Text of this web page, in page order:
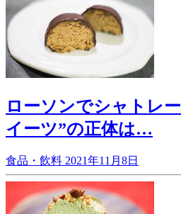
ローソンでシャトレ
イーツ”の正体は…
食品・飲料 2021年11月8日